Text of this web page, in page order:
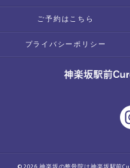
ご予約はこちら
プライバシーポリシー